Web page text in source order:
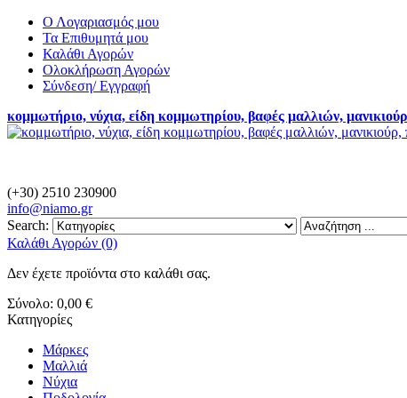
Ο Λογαριασμός μου
Τα Επιθυμητά μου
Καλάθι Αγορών
Ολοκλήρωση Αγορών
Σύνδεση/ Εγγραφή
κομμωτήριο, νύχια, είδη κομμωτηρίου, βαφές μαλλιών,
(+30) 2510 230900
info@niamo.gr
Search:
Καλάθι Αγορών (0)
Δεν έχετε προϊόντα στο καλάθι σας.
Σύνολο: 0,00 €
Κατηγορίες
Μάρκες
Μαλλιά
Νύχια